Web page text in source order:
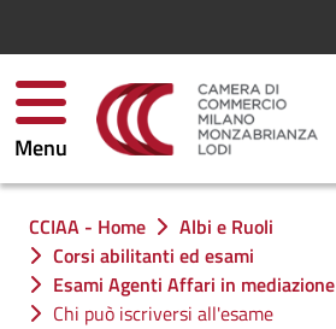
Menu
Ti trovi in:
CCIAA - Home
Albi e Ruoli
Corsi abilitanti ed esami
Esami Agenti Affari in mediazione
Chi può iscriversi all'esame